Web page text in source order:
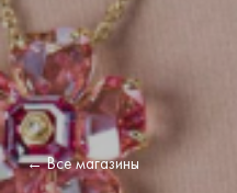
← Все магазины